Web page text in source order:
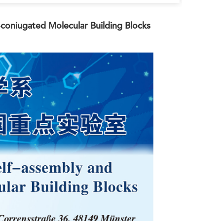
Molecular Building Blocks